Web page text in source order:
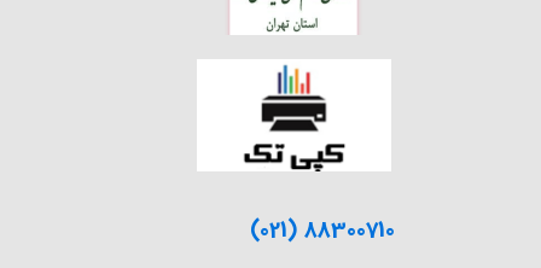
(021) 88300710